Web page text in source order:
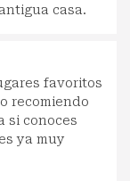
casa.
favoritos
recomiendo
si conoces
ya muy